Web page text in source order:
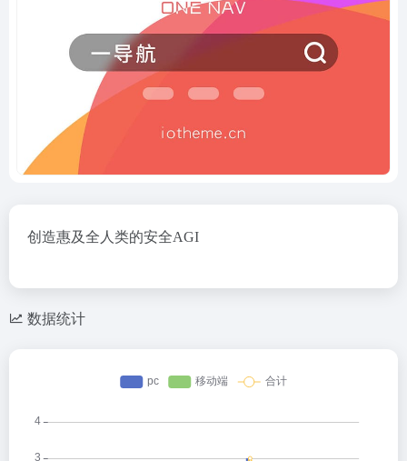
创造惠及全人类的安全AGI
数据统计